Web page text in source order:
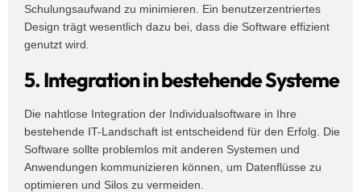
Schulungsaufwand zu minimieren. Ein benutzerzentriertes
Design trägt wesentlich dazu bei, dass die Software effizient
genutzt wird.
5. Integration in bestehende Systeme
Die nahtlose Integration der Individualsoftware in Ihre
bestehende IT-Landschaft ist entscheidend für den Erfolg. Die
Software sollte problemlos mit anderen Systemen und
Anwendungen kommunizieren können, um Datenflüsse zu
optimieren und Silos zu vermeiden.